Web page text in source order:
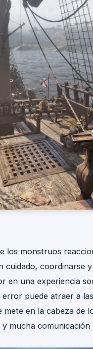
los monstruos
cuidado, coordinarse
en una experiencia
puede atraer a
en la cabeza de
mucha